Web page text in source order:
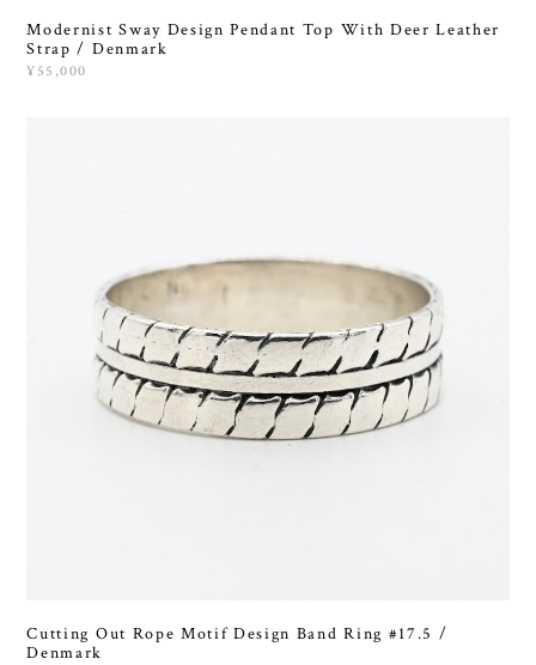
Modernist Sway Design Pendant Top With Deer Leather
Strap / Denmark
¥55,000
Cutting Out Rope Motif Design Band Ring #17.5 /
Denmark